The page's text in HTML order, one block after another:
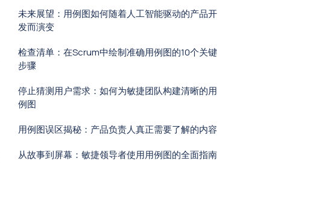
未来展望：用例图如何随着人工智能驱动的产品开
发而演变
检查清单：在Scrum中绘制准确用例图的10个关键
步骤
停止猜测用户需求：如何为敏捷团队构建清晰的用
例图
用例图误区揭秘：产品负责人真正需要了解的内容
从故事到屏幕：敏捷领导者使用用例图的全面指南